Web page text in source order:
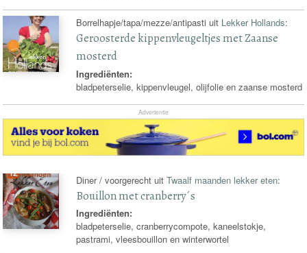
Borrelhapje/tapa/mezze/antipasti uit Lekker Hollands:
Geroosterde kippenvleugeltjes met Zaanse
mosterd
Ingrediënten:
bladpeterselie, kippenvleugel, olijfolie en zaanse mosterd
Advertentie
Diner / voorgerecht uitTwaalf maanden lekker eten:
Bouillon met cranberry´s
Ingrediënten:
bladpeterselie, cranberrycompote, kaneelstokje,
pastrami, vleesbouillon en winterwortel